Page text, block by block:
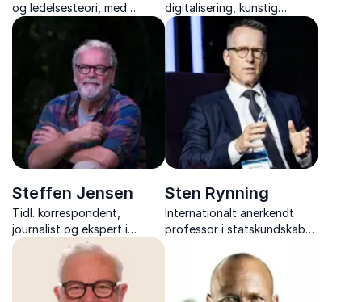
og ledelsesteori, med
inspirerende foredrag om
bæredygtighed, ledelse og
FN’s 17 verdensmål.
digitalisering, kunstig
intelligens og ledelse, der
deler viden og værktøjer til
succesfuld digital
transformation.
Steffen Jensen
Tidl. korrespondent,
journalist og ekspert i
Mellemøsten med 35 års
erfaring fra verdens
brændpunkter.
Sten Rynning
Internationalt anerkendt
professor i statskundskab
af NATO og europæisk
sikkerhed, med foredrag om
netop NATO og EU's